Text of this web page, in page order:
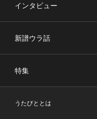
インタビュー
新譜ウラ話
特集
うたびととは